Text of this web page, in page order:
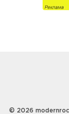
© 2026